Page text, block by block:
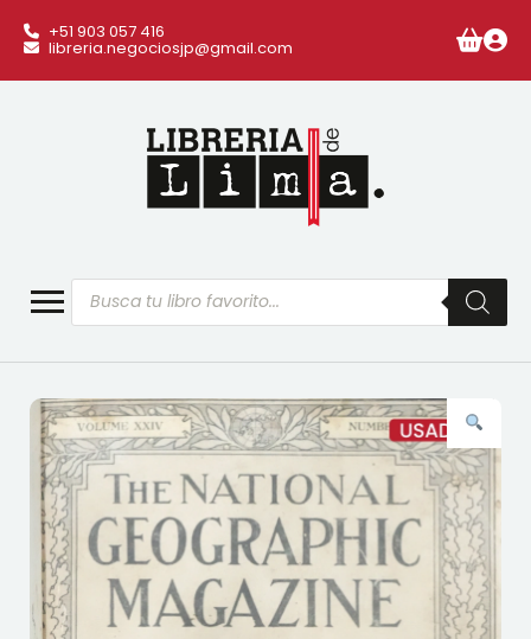
+51 903 057 416
libreria.negociosjp@gmail.com
Búsqueda
de
productos